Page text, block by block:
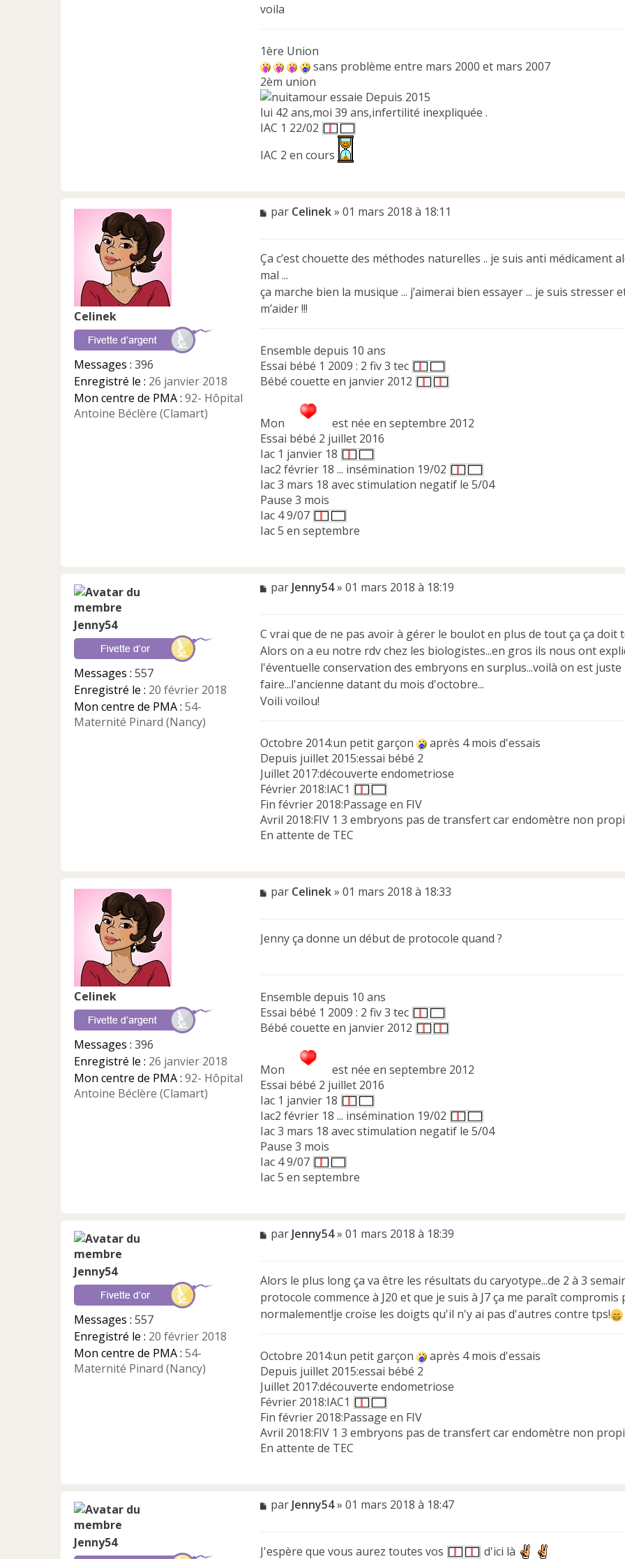
voila
1ère Union
sans problème entre mars 2000 et mars 2007
2èm union
essaie Depuis 2015
lui 42 ans,moi 39 ans,infertilité inexpliquée .
IAC 1 22/02
IAC 2 en cours
Celinek
Messages : 396
Enregistré le : 26 janvier 2018
Mon centre de PMA : 92- Hôpital
Antoine Béclère (Clamart)
M
e
a
g
e
n
o
u
par Celinek» 01 mars 2018 à 18:11
Ça c’est chouette des méthodes naturelles .. je suis anti médicament
mal ...
ça marche bien la musique ... j’aimerai bien essayer ... je suis
m’aider !!!
Ensemble depuis 10 ans
Essai bébé 1 2009 : 2 fiv 3 tec
Bébé couette en janvier 2012
Mon
est née en septembre 2012
Essai bébé 2 juillet 2016
Iac 1 janvier 18
Iac2 février 18 ... insémination 19/02
Iac 3 mars 18 avec stimulation negatif le 5/04
Pause 3 mois
Iac 4 9/07
Iac 5 en septembre
Jenny54
Messages : 557
Enregistré le : 20 février 2018
Mon centre de PMA : 54-
Maternité Pinard (Nancy)
M
e
a
g
e
n
o
n
par Jenny54» 01 mars 2018 à 18:19
C vrai que de ne pas avoir à gérer le boulot en plus de tout ça ça doit
Alors on a eu notre rdv chez les biologistes...en gros ils nous ont
l'éventuelle conservation des embryons en surplus...voilà on est
faire...l'ancienne datant du mois d'octobre...
Voili voilou!
Octobre 2014:un petit garçon
après 4 mois d'essais
Depuis juillet 2015:essai bébé 2
Juillet 2017:découverte endometriose
Février 2018:IAC1
Fin février 2018:Passage en FIV
Avril 2018:FIV 1 3 embryons pas de transfert car endomètre non
En attente de TEC
Celinek
Messages : 396
Enregistré le : 26 janvier 2018
Mon centre de PMA : 92- Hôpital
Antoine Béclère (Clamart)
M
e
a
o
n
l
u
par Celinek» 01 mars 2018 à 18:33
Jenny ça donne un début de protocole quand ?
Ensemble depuis 10 ans
Essai bébé 1 2009 : 2 fiv 3 tec
Bébé couette en janvier 2012
Mon
est née en septembre 2012
Essai bébé 2 juillet 2016
Iac 1 janvier 18
Iac2 février 18 ... insémination 19/02
Iac 3 mars 18 avec stimulation negatif le 5/04
Pause 3 mois
Iac 4 9/07
Iac 5 en septembre
Jenny54
Messages : 557
Enregistré le : 20 février 2018
Mon centre de PMA : 54-
Maternité Pinard (Nancy)
M
e
s
a
g
e
n
l
u
par Jenny54» 01 mars 2018 à 18:39
Alors le plus long ça va être les résultats du caryotype...de 2 à 3
protocole commence à J20 et que je suis à J7 ça me paraît
normalement!je croise les doigts qu'il n'y ai pas d'autres contre tps!
Octobre 2014:un petit garçon
après 4 mois d'essais
Depuis juillet 2015:essai bébé 2
Juillet 2017:découverte endometriose
Février 2018:IAC1
Fin février 2018:Passage en FIV
Avril 2018:FIV 1 3 embryons pas de transfert car endomètre non
En attente de TEC
Jenny54
M
e
par Jenny54» 01 mars 2018 à 18:47
J'espère que vous aurez toutes vos d'ici là